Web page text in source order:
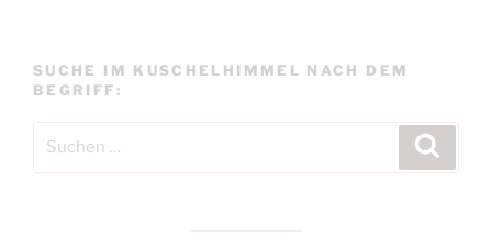
SUCHE IM KUSCHELHIMMEL NACH DEM
BEGRIFF: